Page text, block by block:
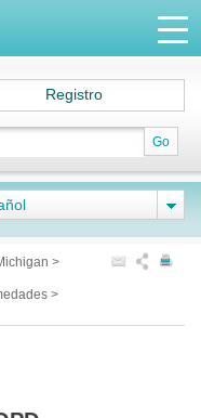
Go
Registro
>
>